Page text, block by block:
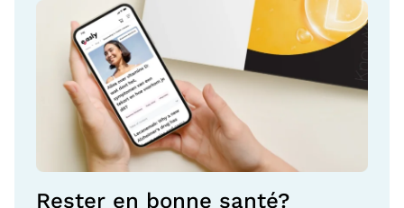
Rester en bonne santé?